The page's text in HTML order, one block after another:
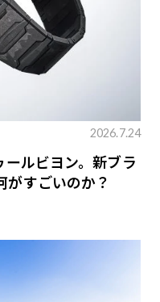
2026.7.24
ールビヨン。新ブラ
がすごいのか？